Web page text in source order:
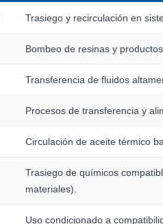
Trasiego y recirculación en
Bombeo de resinas y
Transferencia de fluidos
Procesos de transferencia y
Circulación de aceite térmico
Trasiego de químicos
materiales).
Uso condicionado a